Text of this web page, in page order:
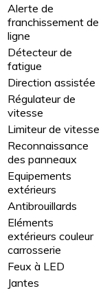
Alerte de
franchissement de
ligne
Détecteur de
fatigue
Direction assistée
Régulateur de
vitesse
Limiteur de vitesse
Reconnaissance
des panneaux
Equipements
extérieurs
Antibrouillards
Eléments
extérieurs couleur
carrosserie
Feux à LED
Jantes